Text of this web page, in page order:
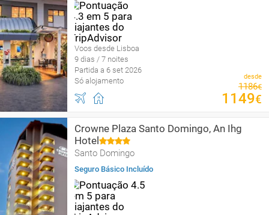
Voos desde Lisboa
9 dias / 7 noites
Partida a 6 set 2026
Só alojamento
desde
1186€
1149€
Crowne Plaza Santo Domingo, An Ihg
Hotel
Santo Domingo
Seguro Básico Incluído